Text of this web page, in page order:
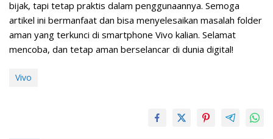
bijak, tapi tetap praktis dalam penggunaannya. Semoga
artikel ini bermanfaat dan bisa menyelesaikan masalah folder
aman yang terkunci di smartphone Vivo kalian. Selamat
mencoba, dan tetap aman berselancar di dunia digital!
Vivo